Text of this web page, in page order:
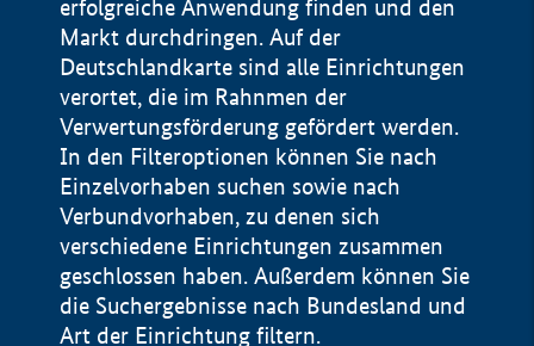
erfolgreiche Anwendung finden und den
Markt durchdringen. Auf der
Deutschlandkarte sind alle Einrichtungen
verortet, die im Rahnmen der
Verwertungsförderung gefördert werden.
In den Filteroptionen können Sie nach
Einzelvorhaben suchen sowie nach
Verbundvorhaben, zu denen sich
verschiedene Einrichtungen zusammen
geschlossen haben. Außerdem können Sie
die Suchergebnisse nach Bundesland und
Art der Einrichtung filtern.